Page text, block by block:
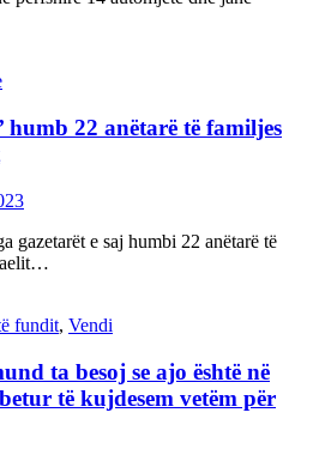
humb 22 anëtarë të familjes
gazetarët e saj humbi 22 anëtarë të
fundit, Vendi
ta besoj se ajo është në
të kujdesem vetëm për